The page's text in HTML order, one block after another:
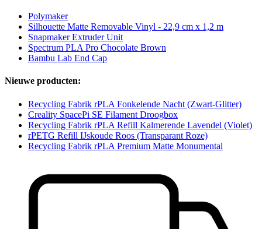
Polymaker
Silhouette Matte Removable Vinyl - 22,9 cm x 1,2 m
Snapmaker Extruder Unit
Spectrum PLA Pro Chocolate Brown
Bambu Lab End Cap
Nieuwe producten:
Recycling Fabrik rPLA Fonkelende Nacht (Zwart-Glitter)
Creality SpacePi SE Filament Droogbox
Recycling Fabrik rPLA Refill Kalmerende Lavendel (Violet)
rPETG Refill IJskoude Roos (Transparant Roze)
Recycling Fabrik rPLA Premium Matte Monumental